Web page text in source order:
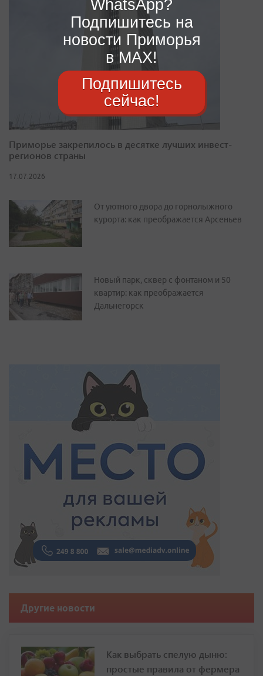
Приморье закрепилось в десятке лучших инвест-
регионов страны
17.07.2026
От уютного двора до горнолыжного
курорта: как преображается Арсеньев
Новый парк, сквер с фонтаном и 50
квартир: как преображается
Дальнегорск
Другие новости
Как выбрать спелую дыню:
простые правила от фермера
WhatsApp?
Подпишитесь на
новости Приморья
в MAX!
Подпишитесь
сейчас!